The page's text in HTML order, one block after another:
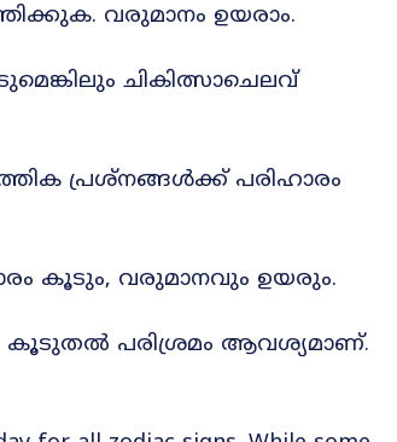
വരുമാനം ഉയരാം.
ചികിത്സാചെലവ്
പ്രശ്നങ്ങൾക്ക് പരിഹാരം
കൂടും, വരുമാനവും ഉയരും.
കൂടുതൽ പരിശ്രമം ആവശ്യമാണ്.